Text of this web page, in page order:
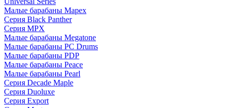
Малые барабаны Mapex
Серия Black Panther
Серия MPX
Малые барабаны Megatone
Малые барабаны PC Drums
Малые барабаны PDP
Малые барабаны Peace
Малые барабаны Pearl
Серия Decade Maple
Серия Duoluxe
Серия Export